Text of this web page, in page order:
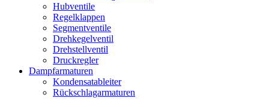
Hubventile
Regelklappen
Segmentventile
Drehkegelventil
Drehstellventil
Druckregler
Dampfarmaturen
Kondensatableiter
Rückschlagarmaturen